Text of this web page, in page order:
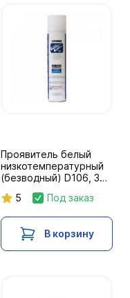
Проявитель белый
низкотемпературный
(безводный) D106, 300
5 Под заказ
В корзину